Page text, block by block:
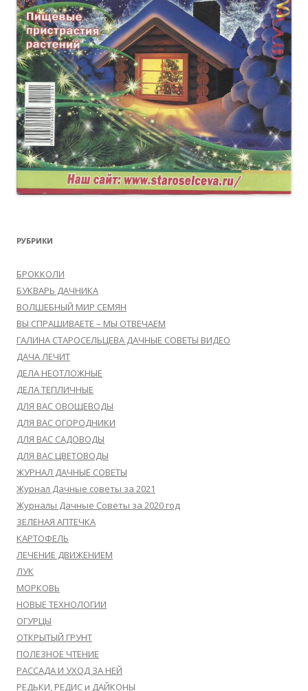
РУБРИКИ
БРОККОЛИ
БУКВАРЬ ДАЧНИКА
ВОЛШЕБНЫЙ МИР СЕМЯН
ВЫ СПРАШИВАЕТЕ – МЫ ОТВЕЧАЕМ
ГАЛИНА СТАРОСЕЛЬЦЕВА ДАЧНЫЕ СОВЕТЫ ВИДЕО
ДАЧА ЛЕЧИТ
ДЕЛА НЕОТЛОЖНЫЕ
ДЕЛА ТЕПЛИЧНЫЕ
ДЛЯ ВАС ОВОЩЕВОДЫ
ДЛЯ ВАС ОГОРОДНИКИ
ДЛЯ ВАС САДОВОДЫ
ДЛЯ ВАС ЦВЕТОВОДЫ
ЖУРНАЛ ДАЧНЫЕ СОВЕТЫ
Журнал Дачные советы за 2021
Журналы Дачные Советы за 2020 год
ЗЕЛЕНАЯ АПТЕЧКА
КАРТОФЕЛЬ
ЛЕЧЕНИЕ ДВИЖЕНИЕМ
ЛУК
МОРКОВЬ
НОВЫЕ ТЕХНОЛОГИИ
ОГУРЦЫ
ОТКРЫТЫЙ ГРУНТ
ПОЛЕЗНОЕ ЧТЕНИЕ
РАССАДА И УХОД ЗА НЕЙ
РЕДЬКИ, РЕДИС и ДАЙКОНЫ